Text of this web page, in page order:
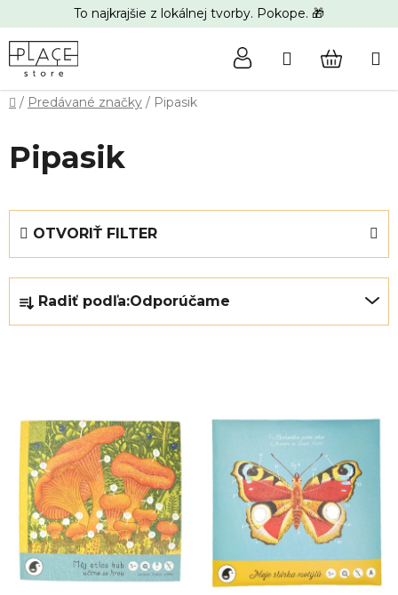
na
obsah
To najkrajšie z lokálnej tvorby. Pokope. 🎁
Hľadať
Domov
/ Predávané značky / Pipasik
Pipasik
OTVORIŤ FILTER
R
a
d
e
p
o
d
u
k
Radiť podľa:Odporúčame
p
p
o
d
u